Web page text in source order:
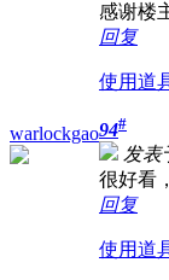
感谢楼
回复
使用道
warlockgao94#
发表
很好看
回复
使用道